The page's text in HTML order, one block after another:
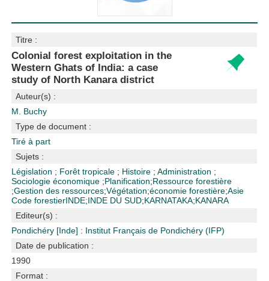
Titre :
Colonial forest exploitation in the
Western Ghats of India: a case
study of North Kanara district
Auteur(s) :
M. Buchy
Type de document :
Tiré à part
Sujets :
Législation ; Forêt tropicale ; Histoire ;Administration ;
Sociologie économique ;Planification;Ressource forestière
;Gestion des ressources;Végétation;économie forestière;Asie
Code forestierINDE;INDE DU SUD;KARNATAKA;KANARA
Editeur(s) :
Pondichéry [Inde] : Institut Français de Pondichéry (IFP)
Date de publication :
1990
Format :